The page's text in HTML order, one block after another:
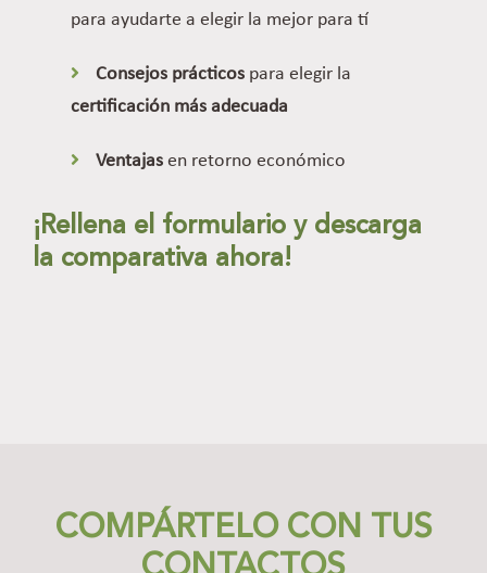
para ayudarte a elegir la mejor para tí
Consejos prácticos para elegir la
certificación más adecuada
Ventajas en retorno económico
¡Rellena el formulario y descarga
la comparativa ahora!
COMPÁRTELO CON TUS